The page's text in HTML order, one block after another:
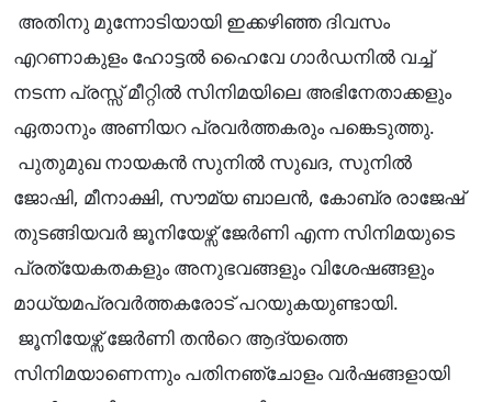
അതിനു മുന്നോടിയായി ഇക്കഴിഞ്ഞ ദിവസം
എറണാകുളം ഹോട്ടൽ ഹൈവേ ഗാർഡനിൽ വച്ച്
നടന്ന പ്രസ്സ് മീറ്റിൽ സിനിമയിലെ അഭിനേതാക്കളും
ഏതാനും അണിയറ പ്രവർത്തകരും പങ്കെടുത്തു.
പുതുമുഖ നായകൻ സുനിൽ സുഖദ, സുനിൽ
ജോഷി, മീനാക്ഷി, സൗമ്യ ബാലൻ, കോബ്ര രാജേഷ്
തുടങ്ങിയവർ ജൂനിയേഴ്സ് ജേർണി എന്ന സിനിമയുടെ
പ്രത്യേകതകളും അനുഭവങ്ങളും വിശേഷങ്ങളും
മാധ്യമപ്രവർത്തകരോട് പറയുകയുണ്ടായി.
ജൂനിയേഴ്സ് ജേർണി തന്‍റെ ആദ്യത്തെ
സിനിമയാണെന്നും പതിനഞ്ചോളം വർഷങ്ങളായി